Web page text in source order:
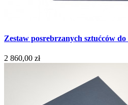
Zestaw posrebrzanych sztućców
2 860,00 zł